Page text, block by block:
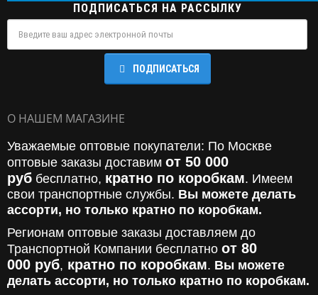
ПОДПИСАТЬСЯ НА РАССЫЛКУ
ПОДПИСАТЬСЯ
О НАШЕМ МАГАЗИНЕ
Уважаемые оптовые покупатели: По Москве
оптовые заказы доставим от 50 000
руб бесплатно, кратно по коробкам. Имеем
свои транспортные службы. Вы можете делать
ассорти, но только кратно по коробкам.
Регионам оптовые заказы доставляем до
Транспортной Компании бесплатно от 80
000 руб, кратно по коробкам. Вы можете
делать ассорти, но только кратно по коробкам.